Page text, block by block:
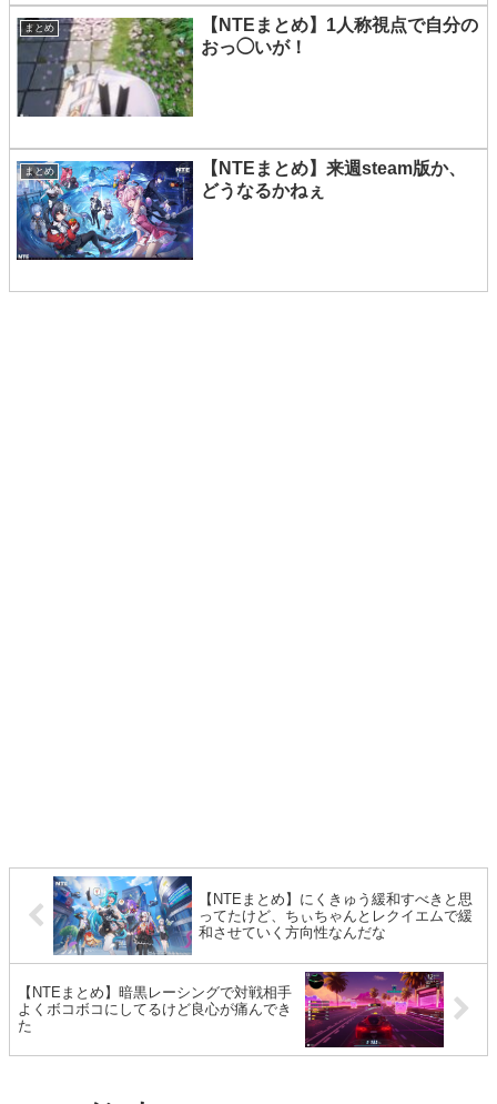
まとめ
【NTEまとめ】1人称視点で自分の
おっ◯いが！
まとめ
【NTEまとめ】来週steam版か、
どうなるかねぇ
【NTEまとめ】にくきゅう緩和すべきと思
ってたけど、ちぃちゃんとレクイエムで緩
和させていく方向性なんだな
【NTEまとめ】暗黒レーシングで対戦相手
よくボコボコにしてるけど良心が痛んでき
た